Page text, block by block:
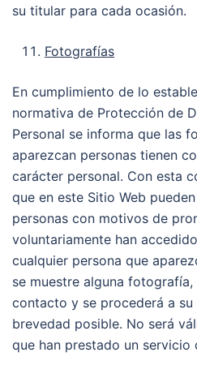
su titular para cada ocasión.
Fotografías
En cumplimiento de lo
normativa de Protección de
Personal se informa que las
aparezcan personas tienen
carácter personal. Con esta
que en este Sitio Web
personas con motivos de
voluntariamente han
cualquier persona que
se muestre alguna
contacto y se procederá a
brevedad posible. No será
que han prestado un servicio